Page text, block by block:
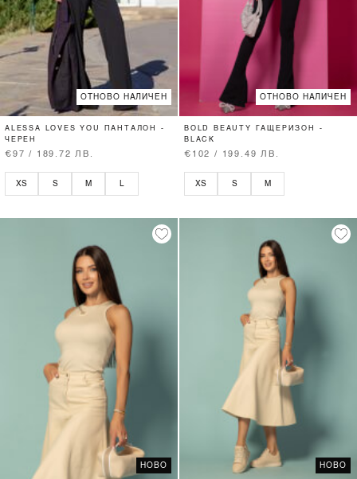
ОТНОВО НАЛИЧЕН
ALESSA LOVES YOU ПАНТАЛОН -
ЧЕРЕН
€97 / 189.72 ЛВ.
XS S M L
ОТНОВО НАЛИЧЕН
BOLD BEAUTY ГАЩЕРИЗОН -
BLACK
€102 / 199.49 ЛВ.
XS S M
НОВО НОВО